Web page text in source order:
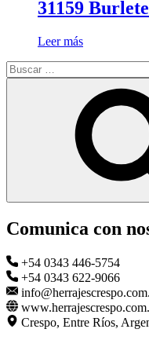
31159
Leer más
Buscar
por:
Comunica con
+54 0343 446-5754
+54 0343 622-9066
Crespo, Entre Ríos,